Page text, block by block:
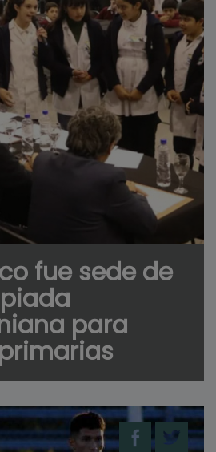
fue sede de
para